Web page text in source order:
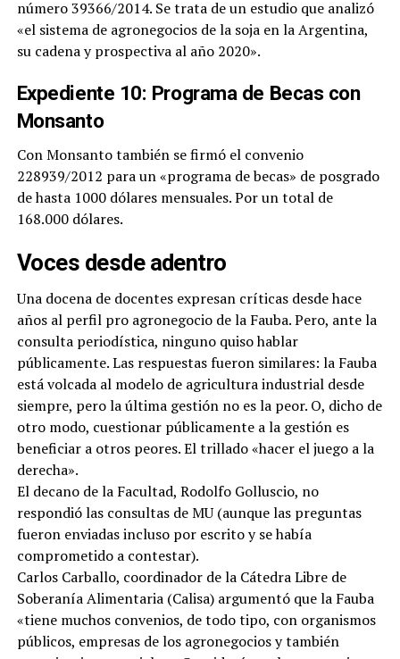
número 39366/2014. Se trata de un estudio que analizó
«el sistema de agronegocios de la soja en la Argentina,
su cadena y prospectiva al año 2020».
Expediente 10: Programa de Becas con
Monsanto
Con Monsanto también se firmó el convenio
228939/2012 para un «programa de becas» de posgrado
de hasta 1000 dólares mensuales. Por un total de
168.000 dólares.
Voces desde adentro
Una docena de docentes expresan críticas desde hace
años al perfil pro agronegocio de la Fauba. Pero, ante la
consulta periodística, ninguno quiso hablar
públicamente. Las respuestas fueron similares: la Fauba
está volcada al modelo de agricultura industrial desde
siempre, pero la última gestión no es la peor. O, dicho de
otro modo, cuestionar públicamente a la gestión es
beneficiar a otros peores. El trillado «hacer el juego a la
derecha».
El decano de la Facultad, Rodolfo Golluscio, no
respondió las consultas de MU (aunque las preguntas
fueron enviadas incluso por escrito y se había
comprometido a contestar).
Carlos Carballo, coordinador de la Cátedra Libre de
Soberanía Alimentaria (Calisa) argumentó que la Fauba
«tiene muchos convenios, de todo tipo, con organismos
públicos, empresas de los agronegocios y también